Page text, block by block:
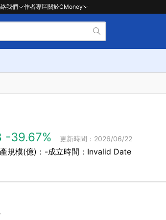
我們 作者專區關於CMoney
-39.67% 更新時間：2026/06/22
規模(億)：-成立時間：Invalid Date